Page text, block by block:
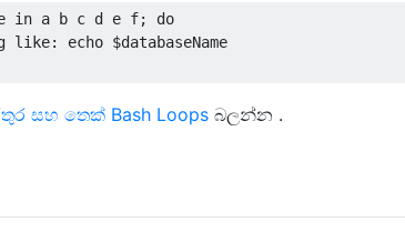
in a b c d e f;
do
like: echo $databaseName
සහ තෙක් Bash Loops බලන්න .